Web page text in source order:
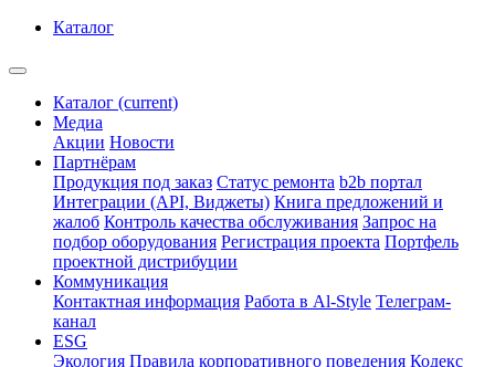
Каталог
Каталог (current)
Медиа
Акции Новости
Партнёрам
Продукция под заказ Статус ремонта b2b портал
Интеграции (API, Виджеты) Книга предложений и
жалоб Контроль качества обслуживания Запрос на
подбор оборудования Регистрация проекта Портфель
проектной дистрибуции
Коммуникация
Контактная информация Работа в Al-Style Телеграм-
канал
ESG
Экология Правила корпоративного поведения Кодекс